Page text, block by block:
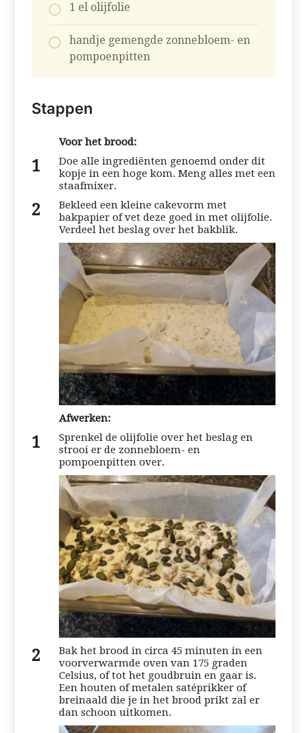
1 el olijfolie
handje gemengde zonnebloem- en
pompoenpitten
Stappen
Voor het brood:
Doe alle ingrediënten genoemd onder dit
kopje in een hoge kom. Meng alles met een
staafmixer.
Bekleed een kleine cakevorm met
bakpapier of vet deze goed in met olijfolie.
Verdeel het beslag over het bakblik.
Afwerken:
Sprenkel de olijfolie over het beslag en
strooi er de zonnebloem- en
pompoenpitten over.
Bak het brood in circa 45 minuten in een
voorverwarmde oven van 175 graden
Celsius, of tot het goudbruin en gaar is.
Een houten of metalen satéprikker of
breinaald die je in het brood prikt zal er
dan schoon uitkomen.